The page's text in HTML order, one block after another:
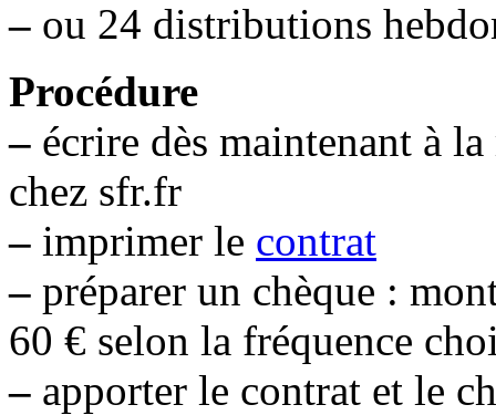
– ou 24 distributions
Procédure
– écrire dès maintenant à
chez sfr.fr
– imprimer le contrat
– préparer un chèque :
60 € selon la fréquence
– apporter le contrat et le